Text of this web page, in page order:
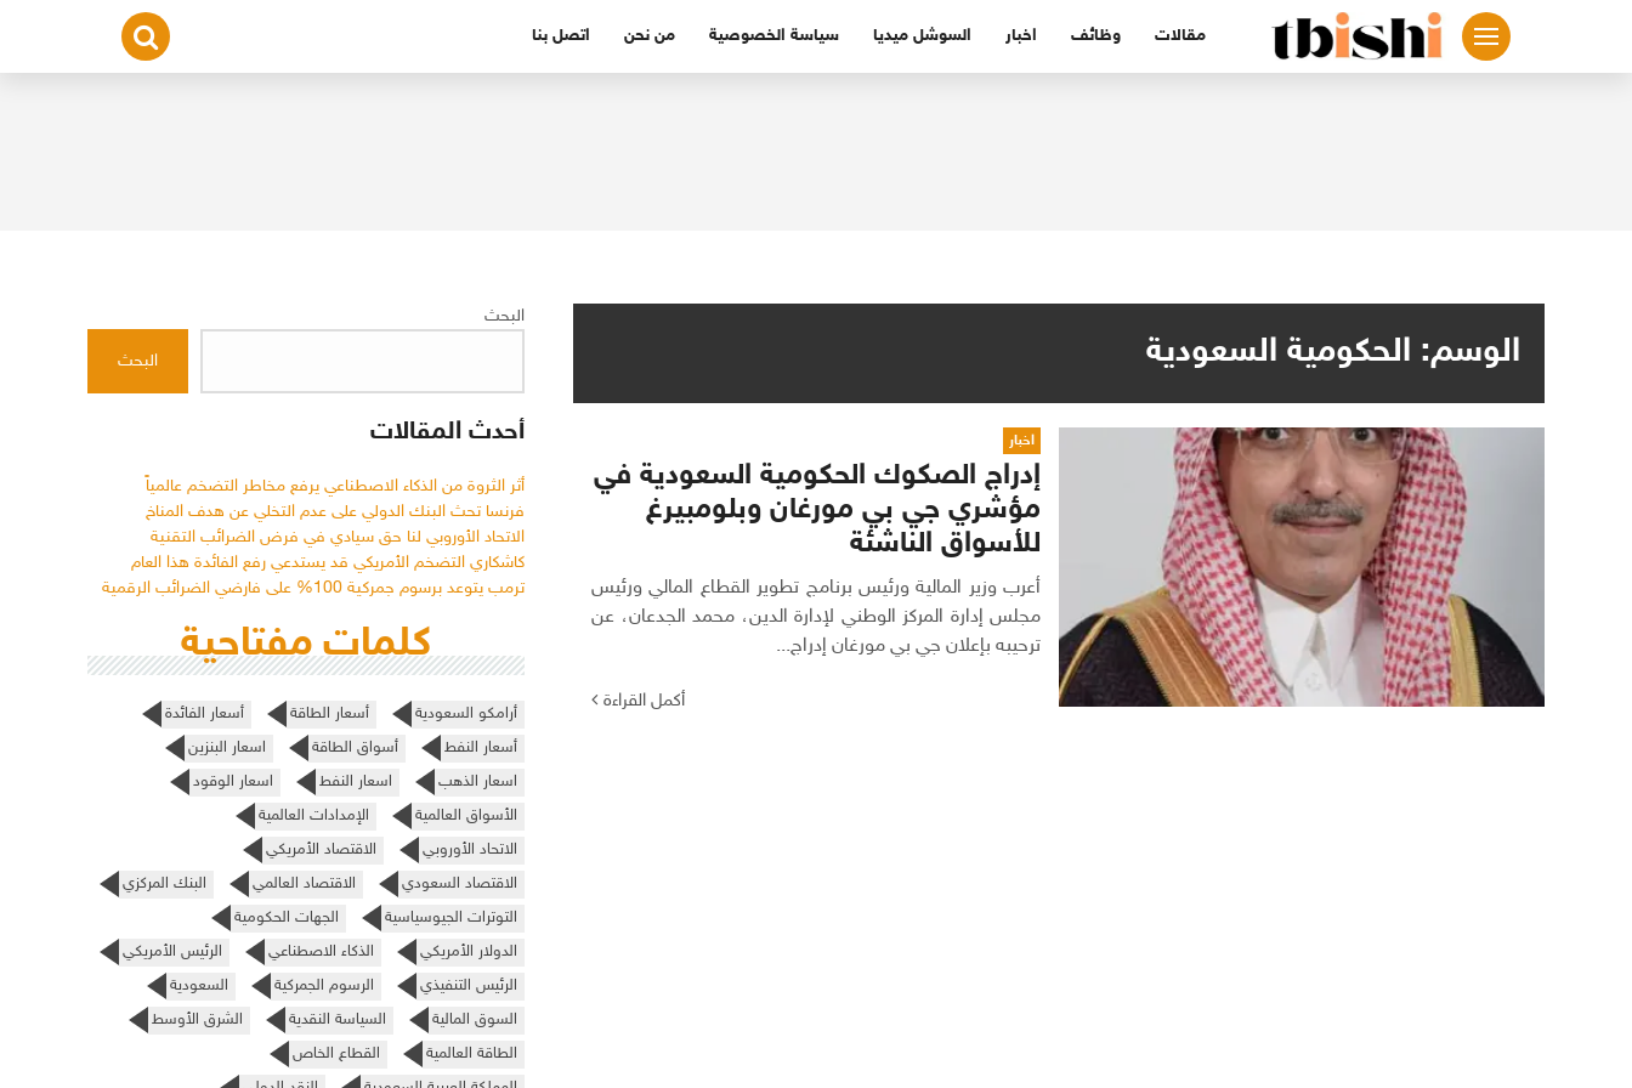
مقالات وظائف اخبار السوشل ميديا سياسة الخصوصية من نحن اتصل بنا
الوسم: الحكومية السعودية
اخبار
إدراج الصكوك الحكومية السعودية في
مؤشري جي بي مورغان وبلومبيرغ
للأسواق الناشئة
أعرب وزير المالية ورئيس برنامج تطوير القطاع المالي ورئيس
مجلس إدارة المركز الوطني لإدارة الدين، محمد الجدعان، عن
ترحيبه بإعلان جي بي مورغان إدراج...
أكمل القراءة
البحث
البحث
أحدث المقالات
أثر الثروة من الذكاء الاصطناعي يرفع مخاطر التضخم عالمياً
فرنسا تحث البنك الدولي على عدم التخلي عن هدف المناخ
الاتحاد الأوروبي لنا حق سيادي في فرض الضرائب التقنية
كاشكاري التضخم الأمريكي قد يستدعي رفع الفائدة هذا العام
ترمب يتوعد برسوم جمركية 100% على فارضي الضرائب الرقمية
كلمات مفتاحية
أرامكو السعودية أسعار الطاقة
أسعار الفائدة
أسعار النفط
أسواق الطاقة
اسعار البنزين
اسعار الذهب
اسعار النفط
اسعار الوقود
الأسواق العالمية
الإمدادات العالمية
الاتحاد الأوروبي
الاقتصاد الأمريكي
الاقتصاد السعودي
الاقتصاد العالمي
البنك المركزي
التوترات الجيوسياسية
الجهات الحكومية
الدولار الأمريكي
الذكاء الاصطناعي
الرئيس الأمريكي
الرئيس التنفيذي
الرسوم الجمركية
السعودية
السوق المالية
السياسة النقدية
الشرق الأوسط
الطاقة العالمية
القطاع الخاص